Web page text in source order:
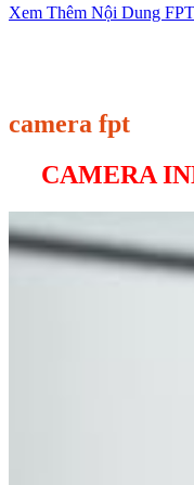
Xem Thêm Nội Dung
camera fpt
CAMERA